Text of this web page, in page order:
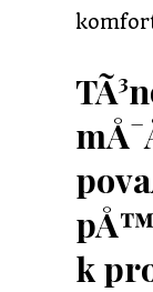
k